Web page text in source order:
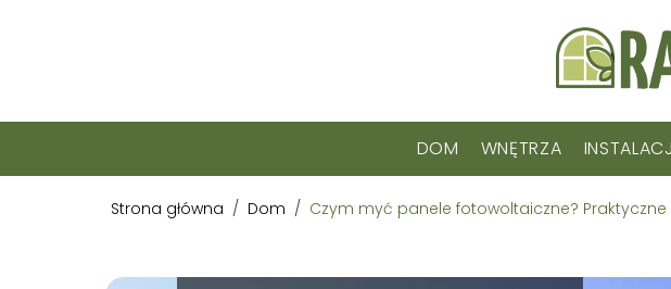
DOM WNĘTRZA
Strona główna / Dom / Czym myć panele fotowoltaiczne?